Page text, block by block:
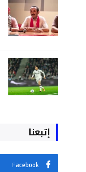
إتبعنا
Facebook